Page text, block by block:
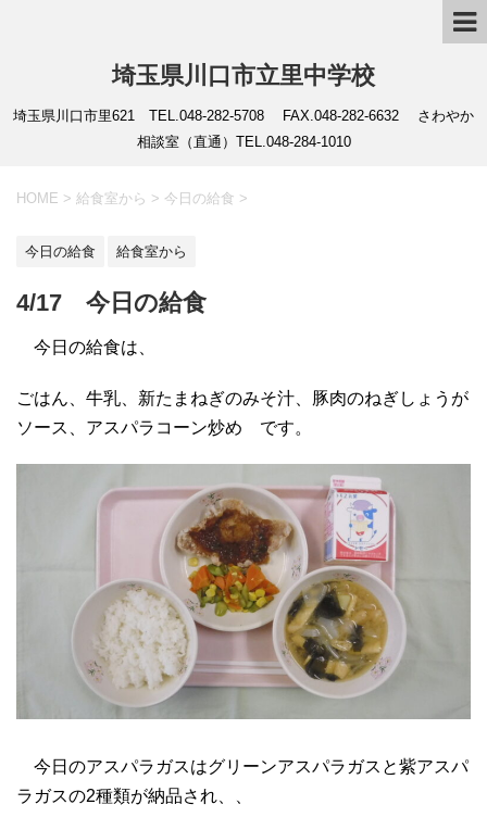
埼玉県川口市立里中学校
埼玉県川口市里621 TEL.048-282-5708 FAX.048-282-6632 さわやか
相談室（直通）TEL.048-284-1010
HOME > 給食室から > 今日の給食 >
今日の給食 給食室から
4/17 今日の給食
今日の給食は、
ごはん、牛乳、新たまねぎのみそ汁、豚肉のねぎしょうが
ソース、アスパラコーン炒め です。
今日のアスパラガスはグリーンアスパラガスと紫アスパ
ラガスの2種類が納品され、、